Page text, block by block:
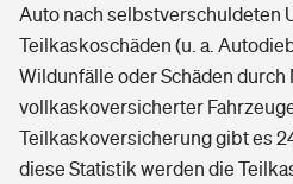
Auto nach selbstverschuldeten
Teilkaskoschäden (u. a.
Wildunfälle oder Schäden
vollkaskoversicherter
Teilkaskoversicherung gibt es
diese Statistik werden die